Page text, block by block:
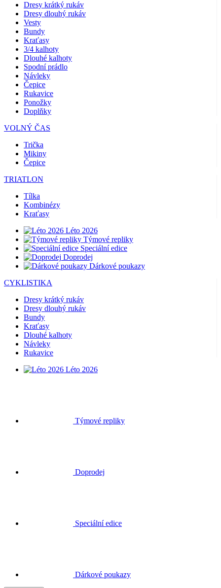
Dresy krátký rukáv
Dresy dlouhý rukáv
Vesty
Bundy
Kraťasy
3/4 kalhoty
Dlouhé kalhoty
Spodní prádlo
Návleky
Čepice
Rukavice
Ponožky
Doplňky
VOLNÝ ČAS
Trička
Mikiny
Čepice
TRIATLON
Tílka
Kombinézy
Kraťasy
Léto 2026
Týmové repliky
Speciální edice
Doprodej
Dárkové poukazy
CYKLISTIKA
Dresy krátký rukáv
Dresy dlouhý rukáv
Bundy
Kraťasy
Dlouhé kalhoty
Návleky
Rukavice
Léto 2026
Váš košík je prázdný